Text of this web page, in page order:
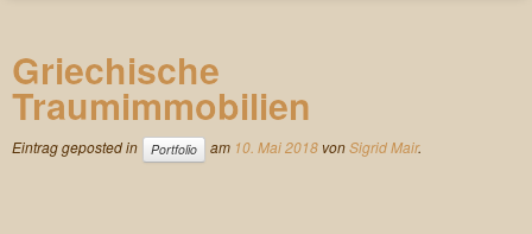
Leistungen
Webtexte
Pressetexte
Griechische
Traumimmobilien
Eintrag geposted in Portfolio am 10. Mai 2018 vonSigrid Mair.